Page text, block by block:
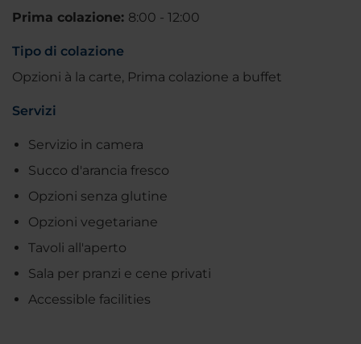
Prima colazione: 8:00 - 12:00
Tipo di colazione
Opzioni à la carte, Prima colazione a buffet
Servizi
Servizio in camera
Succo d'arancia fresco
Opzioni senza glutine
Opzioni vegetariane
Tavoli all'aperto
Sala per pranzi e cene privati
Accessible facilities